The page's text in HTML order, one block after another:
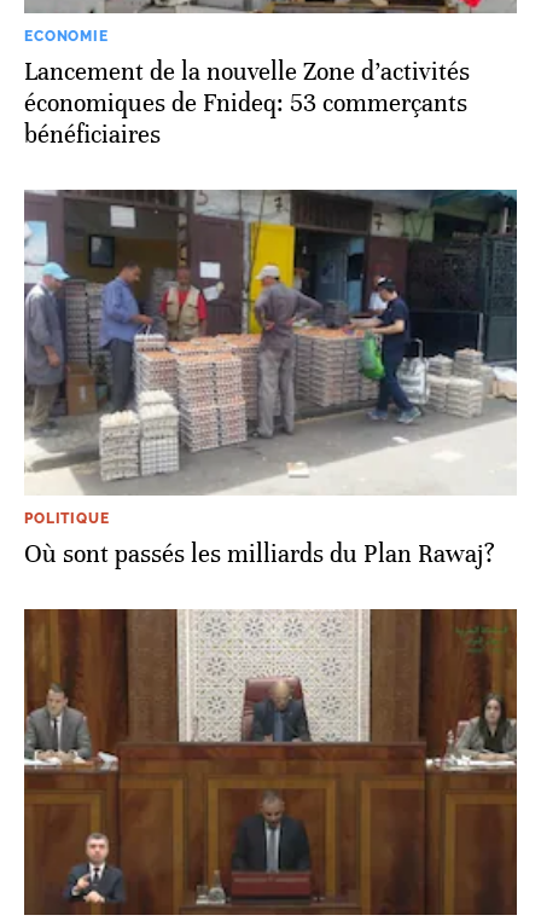
ECONOMIE
Lancement de la nouvelle Zone d’activités
économiques de Fnideq: 53 commerçants
bénéficiaires
POLITIQUE
Où sont passés les milliards du Plan Rawaj?